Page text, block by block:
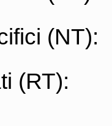
(NT):
(RT):